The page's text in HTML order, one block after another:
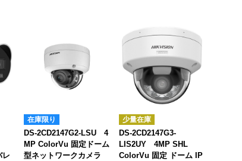
レ
在庫限り
DS-2CD2147G2-LSU 4
MP ColorVu 固定ドーム
型ネットワークカメラ
少量在庫
DS-2CD2147G3-
LIS2UY 4MP SHL
ColorVu 固定 ドーム IP